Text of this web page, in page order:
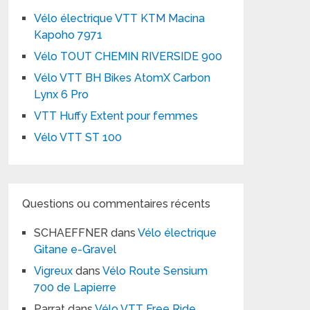
Vélo électrique VTT KTM Macina
Kapoho 7971
Vélo TOUT CHEMIN RIVERSIDE 900
Vélo VTT BH Bikes AtomX Carbon
Lynx 6 Pro
VTT Huffy Extent pour femmes
Vélo VTT ST 100
Questions ou commentaires récents
SCHAEFFNER dansVélo électrique
Gitane e-Gravel
Vigreux dansVélo Route Sensium
700 de Lapierre